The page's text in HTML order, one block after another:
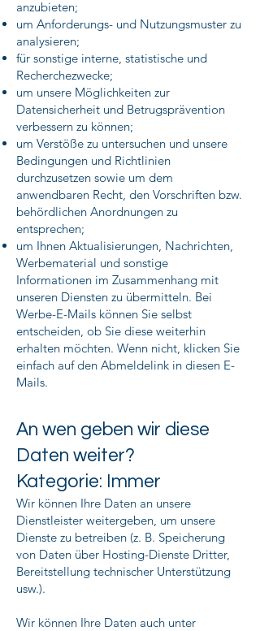
anzubieten;
um Anforderungs- und Nutzungsmuster zu
analysieren;
für sonstige interne, statistische und
Recherchezwecke;
um unsere Möglichkeiten zur
Datensicherheit und Betrugsprävention
verbessern zu können;
um Verstöße zu untersuchen und unsere
Bedingungen und Richtlinien
durchzusetzen sowie um dem
anwendbaren Recht, den Vorschriften bzw.
behördlichen Anordnungen zu
entsprechen;
um Ihnen Aktualisierungen, Nachrichten,
Werbematerial und sonstige
Informationen im Zusammenhang mit
unseren Diensten zu übermitteln. Bei
Werbe-E-Mails können Sie selbst
entscheiden, ob Sie diese weiterhin
erhalten möchten. Wenn nicht, klicken Sie
einfach auf den Abmeldelink in diesen E-
Mails.
An wen geben wir diese
Daten weiter?
Kategorie: Immer
Wir können Ihre Daten an unsere
Dienstleister weitergeben, um unsere
Dienste zu betreiben (z. B. Speicherung
von Daten über Hosting-Dienste Dritter,
Bereitstellung technischer Unterstützung
usw.).
Wir können Ihre Daten auch unter